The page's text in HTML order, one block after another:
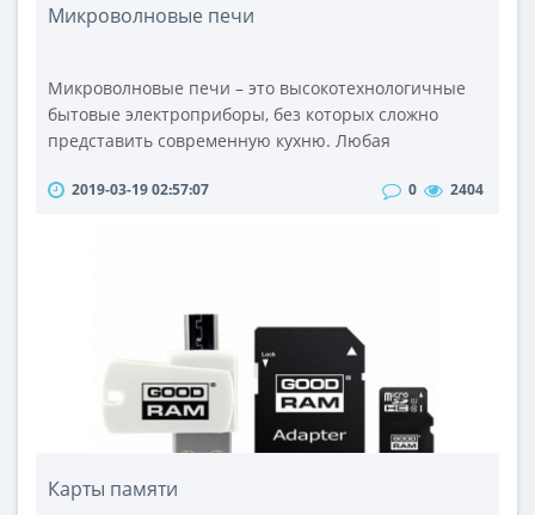
Микроволновые печи
Микроволновые печи – это высокотехнологичные
бытовые электроприборы, без которых сложно
представить современную кухню. Любая
эффективного и максимально равномерного
2019-03-19 02:57:07 0 2404
Карты памяти